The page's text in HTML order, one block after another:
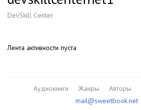
DevSkill Center
Лента активности пуста
Аудиокниги Жанры Авторы
mail@sweetbook.net